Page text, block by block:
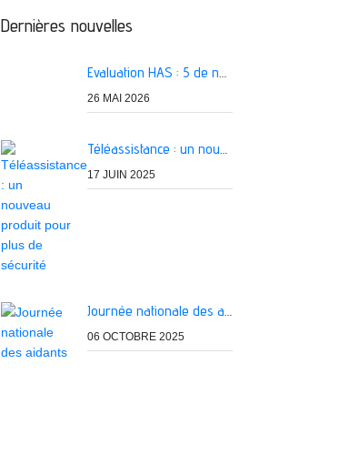
Dernières nouvelles
Evaluation HAS : 5 de nos services classés A
26 MAI 2026
Téléassistance : un nouveau produit pour plus de sécurité
17 JUIN 2025
Journée nationale des aidants
06 OCTOBRE 2025